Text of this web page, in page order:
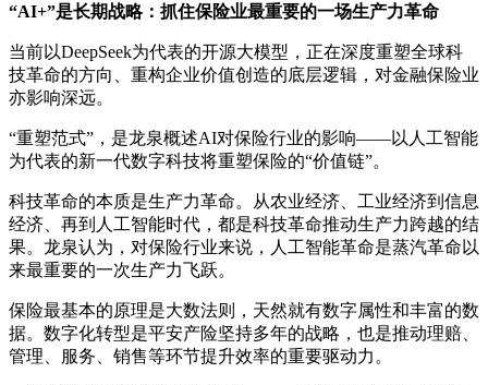
“AI+”是长期战略：抓住保险业最重要的一场生产力革命
当前以DeepSeek为代表的开源大模型，正在深度重塑全球科
技革命的方向、重构企业价值创造的底层逻辑，对金融保险业
亦影响深远。
“重塑范式”，是龙泉概述AI对保险行业的影响——以人工智能
为代表的新一代数字科技将重塑保险的“价值链”。
科技革命的本质是生产力革命。从农业经济、工业经济到信息
经济、再到人工智能时代，都是科技革命推动生产力跨越的结
果。龙泉认为，对保险行业来说，人工智能革命是蒸汽革命以
来最重要的一次生产力飞跃。
保险最基本的原理是大数法则，天然就有数字属性和丰富的数
据。数字化转型是平安产险坚持多年的战略，也是推动理赔、
管理、服务、销售等环节提升效率的重要驱动力。